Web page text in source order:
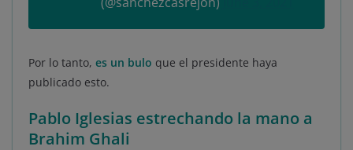
Por lo tanto, es un bulo que el presidente haya
publicado esto.
Pablo Iglesias estrechando la mano a
Brahim Ghali